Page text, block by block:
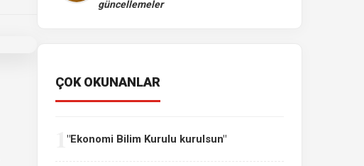
güncellemeler
ÇOK OKUNANLAR
"Ekonomi Bilim Kurulu kurulsun"